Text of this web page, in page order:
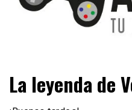
Comunidad
La leyenda de